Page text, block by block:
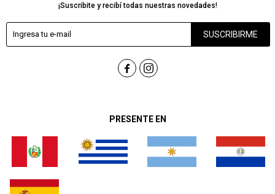
PRESENTE EN
¡Suscribite y recibí todas nuestras novedades!
SUSCRIBIRME
 